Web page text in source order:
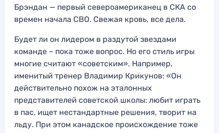
Брэндан — первый североамериканец в СКА со
времен начала СВО. Свежая кровь, все дела.
Будет ли он лидером в раздутой звездами
команде – пока тоже вопрос. Но его стиль игры
многие считают «советским». Например,
именитый тренер Владимир Крикунов: «Он
действительно похож на эталонных
представителей советской школы: любит играть
в пас, ищет нестандартные решения, творит на
льду. При этом канадское происхождение тоже